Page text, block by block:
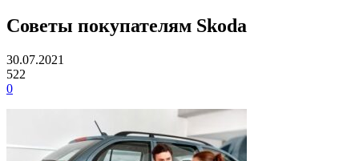
Советы покупателям Skoda
30.07.2021
522
0